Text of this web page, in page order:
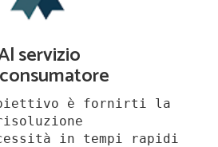
servizio
è fornirti la
in tempi rapidi